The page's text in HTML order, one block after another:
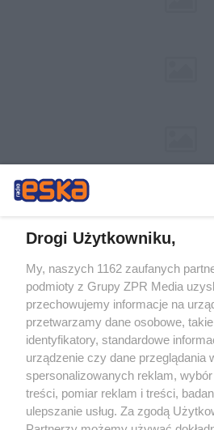
Żaden utwór zamieszczony w serwisie nie
rozpowszechniany lub dalej
tym także elektroniczny lub mechaniczny)
eksploatacji w jakiejkolwiek formie,
Internecie bez pisemnej zgody właściciela
wykorzystanie utworów w całości lub w
tzn. bez właściwej zgody, jest zabronione
ścigane prawnie.
Drogi Użytkowniku,
My, naszych 1162 zaufanych
podmioty z Grupy ZPR Media
przechowujemy informacje na
przetwarzamy dane osobowe,
identyfikatory, standardowe
urządzenie czy dane przeglądania
spersonalizowanych reklam,
treści, pomiar reklam i treści,
ulepszanie usług. Za zgodą